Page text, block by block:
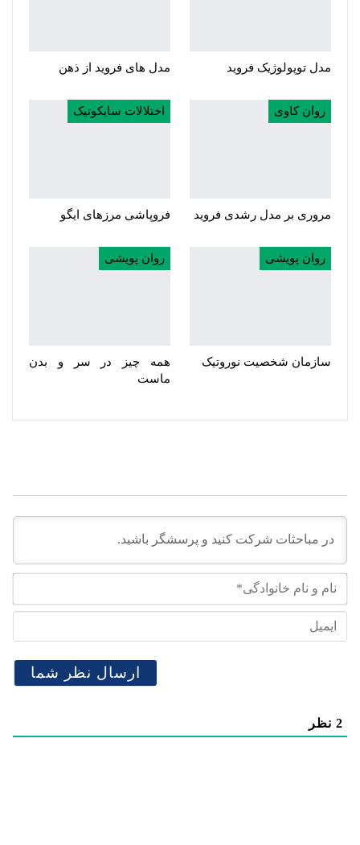
مدل توپولوژیک فروید مدل های فروید از ذهن
روان کاوی
مروری بر مدل رشدی فروید
اختلالات سایکوتیک
فروپاشی مرزهای ایگو
روان پویشی
سازمان شخصیت نوروتیک
روان پویشی
همه چیز در سر و بدن
ماست
نام
2 نظر